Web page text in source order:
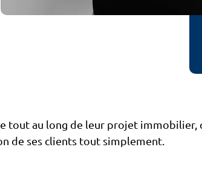
tout au long de leur projet
de ses clients tout simplement.